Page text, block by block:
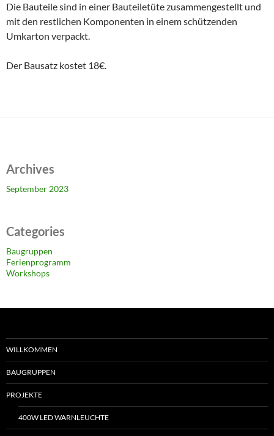
Die Bauteile sind in einer Bauteiletüte zusammengestellt und
mit den restlichen Komponenten in einem schützenden
Umkarton verpackt.
Der Bausatz kostet 18€.
Archives
September 2023
Categories
Baugruppen
Ferienprogramm
Workshops
WILLKOMMEN
BAUGRUPPEN
PROJEKTE
400W LED WARNLEUCHTE